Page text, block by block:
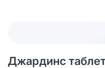
Джардинс